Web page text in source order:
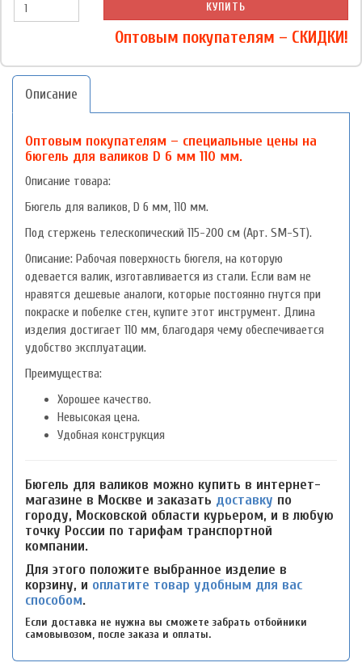
КУПИТЬ
Оптовым покупателям – СКИДКИ!
Описание
Оптовым покупателям – специальные цены на
бюгель для валиков D 6 мм 110 мм.
Описание товара:
Бюгель для валиков, D 6 мм, 110 мм.
Под стержень телескопический 115-200 см (Арт. SM-ST).
Описание: Рабочая поверхность бюгеля, на которую
одевается валик, изготавливается из стали. Если вам не
нравятся дешевые аналоги, которые постоянно гнутся при
покраске и побелке стен, купите этот инструмент. Длина
изделия достигает 110 мм, благодаря чему обеспечивается
удобство эксплуатации.
Преимущества:
Хорошее качество.
Невысокая цена.
Удобная конструкция
Бюгель для валиков можно купить в интернет-
магазине в Москве и заказать доставку по
городу, Московской области курьером, и в любую
точку России по тарифам транспортной
компании.
Для этого положите выбранное изделие в
корзину, и оплатите товар удобным для вас
способом.
Если доставка не нужна вы сможете забрать отбойники
самовывозом, после заказа и оплаты.